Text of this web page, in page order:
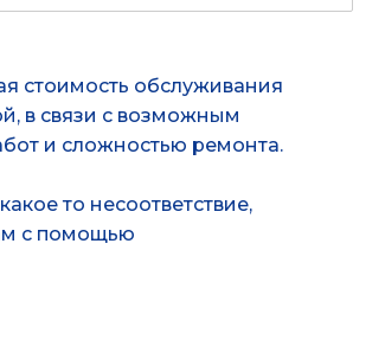
стоимость обслуживания
в связи с возможным
и сложностью ремонта.
то несоответствие,
с помощью